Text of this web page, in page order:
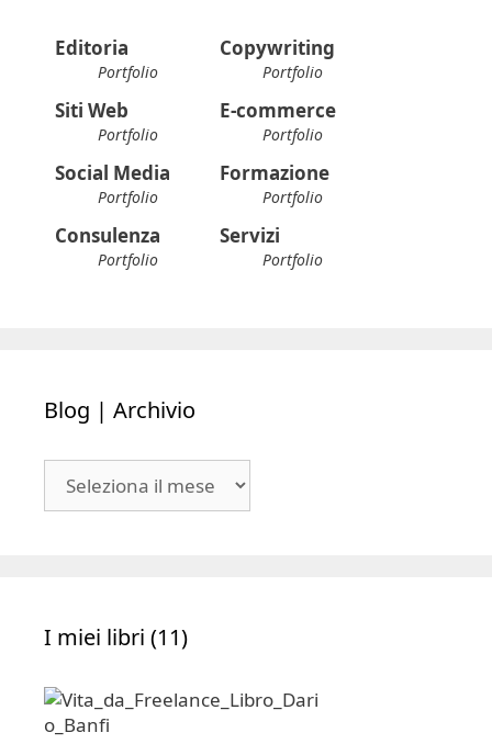
Editoria
Portfolio
Copywriting
Portfolio
Siti Web
Portfolio
E-commerce
Portfolio
Social Media
Portfolio
Formazione
Portfolio
Consulenza
Portfolio
Servizi
Portfolio
Blog | Archivio
I miei libri (11)